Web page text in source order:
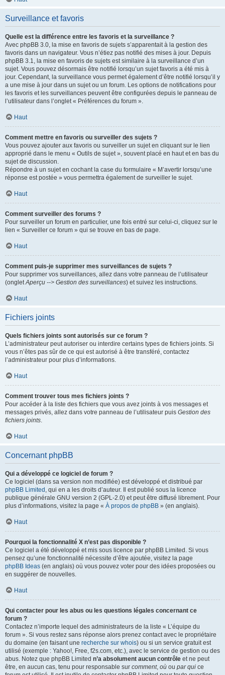
Surveillance et favoris
Quelle est la différence entre les favoris et la surveillance ?
Avec phpBB 3.0, la mise en favoris de sujets s’apparentait à la gestion des
favoris dans un navigateur. Vous n’étiez pas notifié des mises à jour. Depuis
phpBB 3.1, la mise en favoris de sujets est similaire à la surveillance d’un
sujet. Vous pouvez désormais être notifié lorsqu’un sujet favoris a été mis à
jour. Cependant, la surveillance vous permet également d’être notifié lorsqu’il y
a une mise à jour dans un sujet ou un forum. Les options de notifications pour
les favoris et les surveillances peuvent être configurées depuis le panneau de
l’utilisateur dans l’onglet « Préférences du forum ».
Haut
Comment mettre en favoris ou surveiller des sujets ?
Vous pouvez ajouter aux favoris ou surveiller un sujet en cliquant sur le lien
approprié dans le menu « Outils de sujet », souvent placé en haut et en bas du
sujet de discussion.
Répondre à un sujet en cochant la case du formulaire « M’avertir lorsqu’une
réponse est postée » vous permettra également de surveiller le sujet.
Haut
Comment surveiller des forums ?
Pour surveiller un forum en particulier, une fois entré sur celui-ci, cliquez sur le
lien « Surveiller ce forum » qui se trouve en bas de page.
Haut
Comment puis-je supprimer mes surveillances de sujets ?
Pour supprimer vos surveillances, allez dans votre panneau de l’utilisateur
(ongletAperçu --> Gestion des surveillances) et suivez les instructions.
Haut
Fichiers joints
Quels fichiers joints sont autorisés sur ce forum ?
L’administrateur peut autoriser ou interdire certains types de fichiers joints. Si
vous n’êtes pas sûr de ce qui est autorisé à être transféré, contactez
l’administrateur pour plus d’informations.
Haut
Comment trouver tous mes fichiers joints ?
Pour accéder à la liste des fichiers que vous avez joints à vos messages et
messages privés, allez dans votre panneau de l’utilisateur puis Gestion des
fichiers joints.
Haut
Concernant phpBB
Qui a développé ce logiciel de forum ?
Ce logiciel (dans sa version non modifiée) est développé et distribué par
phpBB Limited , qui en a les droits d’auteur. Il est publié sous la licence
publique générale GNU version 2 (GPL-2.0) et peut être diffusé librement. Pour
plus d’informations, visitez la page « À propos de phpBB » (en anglais).
Haut
Pourquoi la fonctionnalité X n’est pas disponible ?
Ce logiciel a été développé et mis sous licence par phpBB Limited. Si vous
pensez qu’une fonctionnalité nécessite d’être ajoutée, visitez la page
phpBB Ideas (en anglais) où vous pouvez voter pour des idées proposées ou
en suggérer de nouvelles.
Haut
Qui contacter pour les abus ou les questions légales concernant ce
forum ?
Contactez n’importe lequel des administrateurs de la liste « L’équipe du
forum ». Si vous restez sans réponse alors prenez contact avec le propriétaire
du domaine (en faisant une recherche sur whois) ou si un service gratuit est
utilisé (exemple : Yahoo!, Free, f2s.com, etc.), avec le service de gestion ou des
abus. Notez que phpBB Limited n’a absolument aucun contrôle et ne peut
être, en aucun cas, tenu pour responsable sur comment, où ou par qui ce